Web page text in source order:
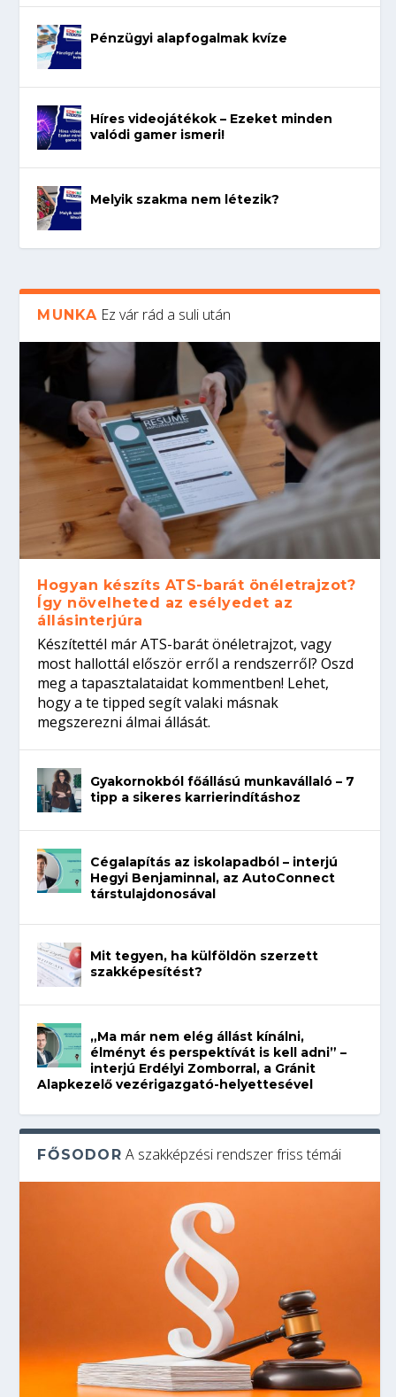
Pénzügyi alapfogalmak kvíze
Híres videojátékok – Ezeket minden
valódi gamer ismeri!
Melyik szakma nem létezik?
MUNKA Ez vár rád a suli után
Hogyan készíts ATS-barát önéletrajzot?
Így növelheted az esélyedet az
állásinterjúra
Készítettél már ATS-barát önéletrajzot, vagy
most hallottál először erről a rendszerről? Oszd
meg a tapasztalataidat kommentben! Lehet,
hogy a te tipped segít valaki másnak
megszerezni álmai állását.
Gyakornokból főállású munkavállaló – 7
tipp a sikeres karrierindításhoz
Cégalapítás az iskolapadból – interjú
Hegyi Benjaminnal, az AutoConnect
társtulajdonosával
Mit tegyen, ha külföldön szerzett
szakképesítést?
„Ma már nem elég állást kínálni,
élményt és perspektívát is kell adni” –
interjú Erdélyi Zomborral, a Gránit
Alapkezelő vezérigazgató-helyettesével
FŐSODOR A szakképzési rendszer friss témái